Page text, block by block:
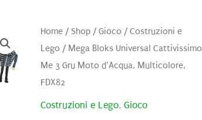
Home/ Shop/ Gioco / Costruzioni e
Lego / Mega Bloks Universal Cattivissimo
Me 3 Gru Moto d’Acqua, Multicolore,
FDX82
Costruzioni e Lego, Gioco